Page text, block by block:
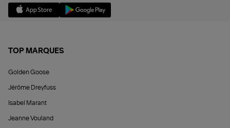
TOP MARQUES
Golden Goose
Jérôme Dreyfuss
Isabel Marant
Jeanne Vouland